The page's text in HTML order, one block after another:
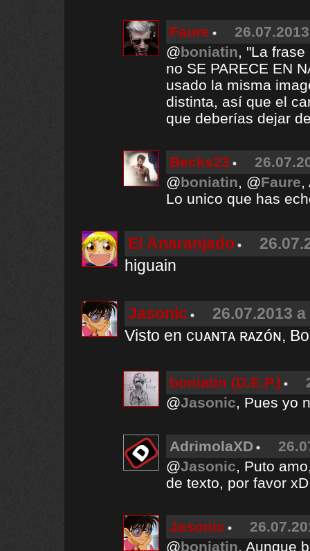
Faure
@boniatin, "La
no SE PARECE EN
usado la misma
distinta, así que el
que deberías dejar
Becks23
@boniatin, @Faure,
Lo unico que has
El Anaranjado
higuain
Jasonic
26.07.2013
Visto en ᴄᴜᴀɴᴛᴀ ʀᴀᴢóɴ,
boniatin (D.E.P.)
@Jasonic, Pues yo
AdrimolaXD
@Jasonic, Puto
de texto, por favor xD
Jasonic
@boniatin, Aunque